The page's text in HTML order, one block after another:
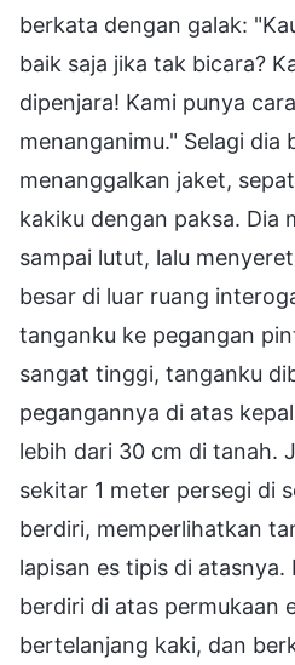
berkata dengan galak:
baik saja jika tak bicara?
dipenjara! Kami punya
menanganimu." Selagi dia
menanggalkan jaket,
kakiku dengan paksa. Dia
sampai lutut, lalu
besar di luar ruang
tanganku ke pegangan
sangat tinggi, tanganku
pegangannya di atas
lebih dari 30 cm di tanah.
sekitar 1 meter persegi di
berdiri, memperlihatkan
lapisan es tipis di atasnya.
berdiri di atas permukaan
bertelanjang kaki, dan